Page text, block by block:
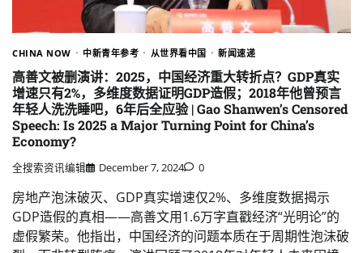
CHINA NOW 中新青年参考 从世界看中国 新闻速递
高善文被删演讲：2025，中国经济重大转折点？GDP真实
增速只有2%，多维度数据证明GDP造假；2018年他曾预言
年轻人洗洗睡吧，6年后全应验 | Gao Shanwen’s Censored
Speech: Is 2025 a Major Turning Point for China’s
Economy?
全搜索资讯编辑 December 7, 2024 0
房地产泡沫破灭、GDP真实增速仅2%、多维度数据揭示
GDP造假的真相——高善文用1.6万字直戳经济“光明论”的
虚假繁荣。他指出，中国经济的问题本质在于周期性泡沫破